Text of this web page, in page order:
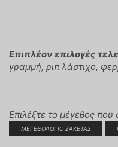
Επιπλέον επιλογές
γραμμή, ριπ λάστιχο,
Επιλέξτε το μέγεθος που
MΕΓΕΘΟΛΌΓΙΟ ΖΑΚΈΤΑΣ